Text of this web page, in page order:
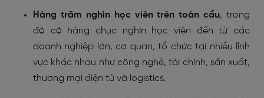
Hàng trăm nghìn học viên trên toàn cầu, trong
đó có hàng chục nghìn học viên đến từ các
doanh nghiệp lớn, cơ quan, tổ chức tại nhiều lĩnh
vực khác nhau như công nghệ, tài chính, sản xuất,
thương mại điện tử và logistics.